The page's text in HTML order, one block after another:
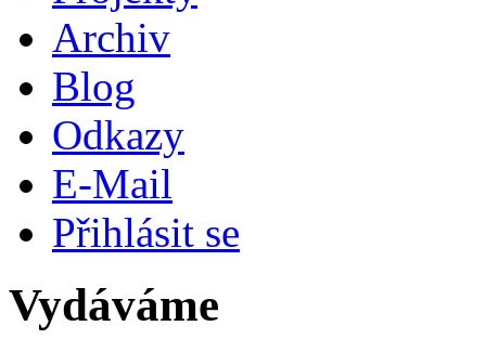
Archiv
Blog
Odkazy
E-Mail
Přihlásit se
Vydáváme